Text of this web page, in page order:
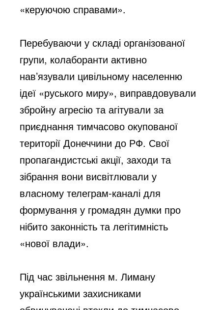
«керуючою справами».
Перебуваючи у складі організованої
групи, колаборанти активно
нав’язували цивільному населенню
ідеї «руського миру», виправдовували
збройну агресію та агітували за
приєднання тимчасово окупованої
території Донеччини до РФ. Свої
пропагандистські акції, заходи та
зібрання вони висвітлювали у
власному телеграм-каналі для
формування у громадян думки про
нібито законність та легітимність
«нової влади».
Під час звільнення м. Лиману
українськими захисниками